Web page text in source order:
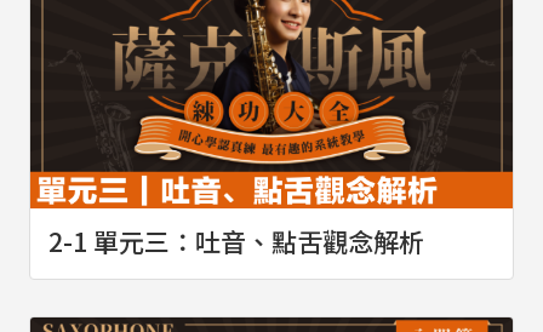
2-1 單元三：吐音、點舌觀念解析